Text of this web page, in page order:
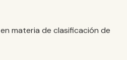
materia de clasificación de